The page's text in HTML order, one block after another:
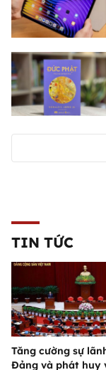
TIN TỨC
Tăng cường sự
Đảng và phát huy